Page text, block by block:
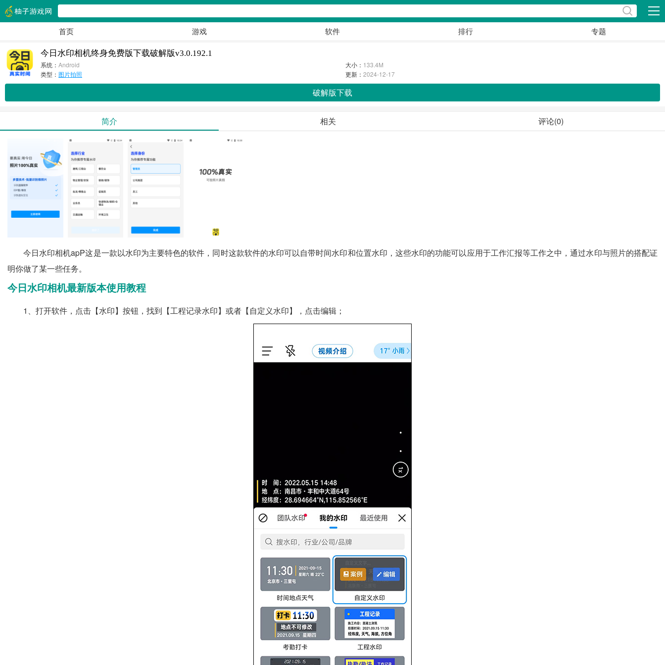
首页 游戏 软件 排行 专题
今日水印相机终身免费版下载破解版v3.0.192.1
系统： Android 大小： 133.4M
类型： 图片拍照 更新：2024-12-17
破解版下载
简介 相关 评论(0)
今日水印相机apP这是一款以水印为主要特色的软件，同时这款软件的水印可以自带时间水印和位置水印，这些水印的功能可以应用于工作汇报等工作之中，通过水印与照片的搭配证
明你做了某一些任务。
今日水印相机最新版本使用教程
1、打开软件，点击【水印】按钮，找到【工程记录水印】或者【自定义水印】，点击编辑；